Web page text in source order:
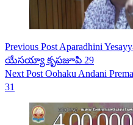
Previous Post Aparadhini
యేసయ్యా కృపజూపి 29
Next Post Oohaku Andani
31